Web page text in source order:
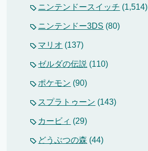
ニンテンドースイッチ (1,514)
ニンテンドー3DS (80)
マリオ (137)
ゼルダの伝説 (110)
ポケモン (90)
スプラトゥーン (143)
カービィ (29)
どうぶつの森 (44)